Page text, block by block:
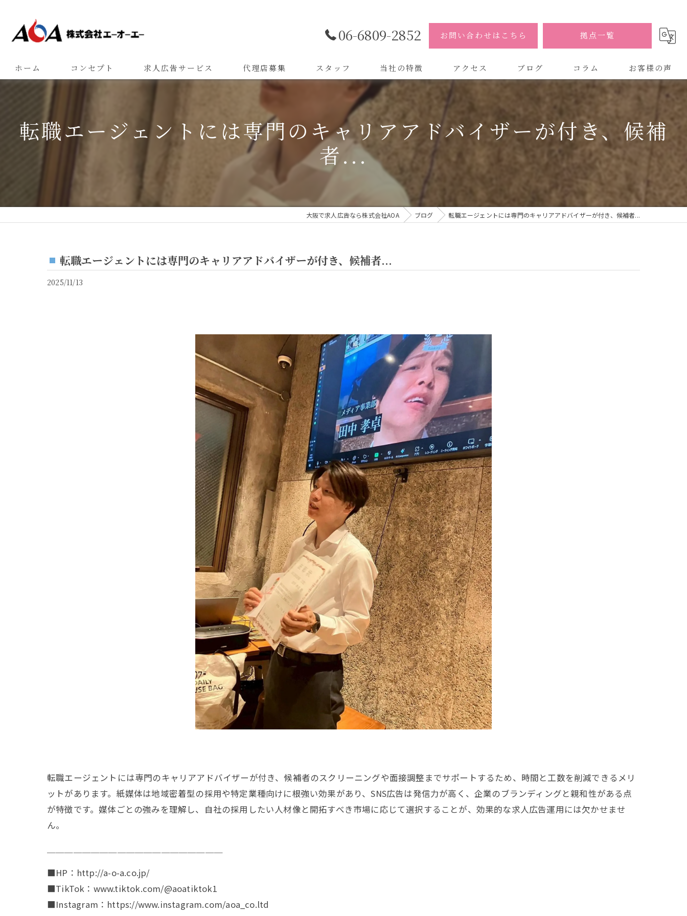
06-6809-2852 お問い合わせはこちら 拠点一覧
ホーム コンセプト 求人広告サービス 代理店募集 スタッフ 当社の特徴
代理店
制作
会社
アクセス
株式会社AOA 東京 渋谷オフィス
ブログ コラム お客様の声
転職エージェントには専門のキャリアアドバイザーが付き、候補
者...
大阪で求人広告なら株式会社AOA ブログ 転職エージェントには専門のキャリアアドバイザーが付き、候補者...
転職エージェントには専門のキャリアアドバイザーが付き、候補者...
2025/11/13
転職エージェントには専門のキャリアアドバイザーが付き、候補者のスクリーニングや面接調整までサポートするため、時間と工数を削減できるメリ
ットがあります。紙媒体は地域密着型の採用や特定業種向けに根強い効果があり、SNS広告は発信力が高く、企業のブランディングと親和性がある点
が特徴です。媒体ごとの強みを理解し、自社の採用したい人材像と開拓すべき市場に応じて選択することが、効果的な求人広告運用には欠かせませ
ん。
￣￣￣￣￣￣￣￣￣￣￣￣￣￣￣￣￣￣￣￣
■HP：http://a-o-a.co.jp/
■TikTok：www.tiktok.com/@aoatiktok1
■Instagram：https://www.instagram.com/aoa_co.ltd